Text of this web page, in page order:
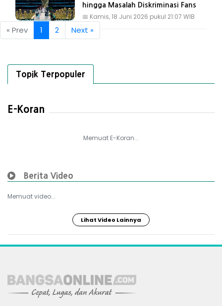
hingga Masalah Diskriminasi Fans
📅 Kamis, 18 Juni 2026 pukul 21:07 WIB
« Prev 1 2 Next »
Topik Terpopuler
E-Koran
Memuat E-Koran...
Berita Video
Memuat video...
Lihat Video Lainnya